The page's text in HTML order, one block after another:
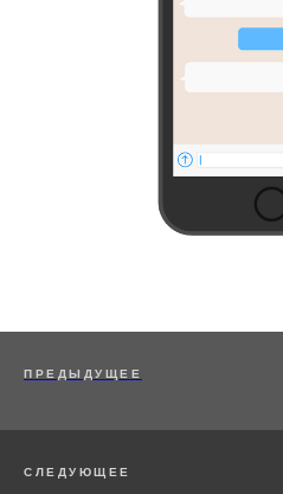
ПРЕДЫДУЩЕЕ
СЛЕДУЮЩЕЕ